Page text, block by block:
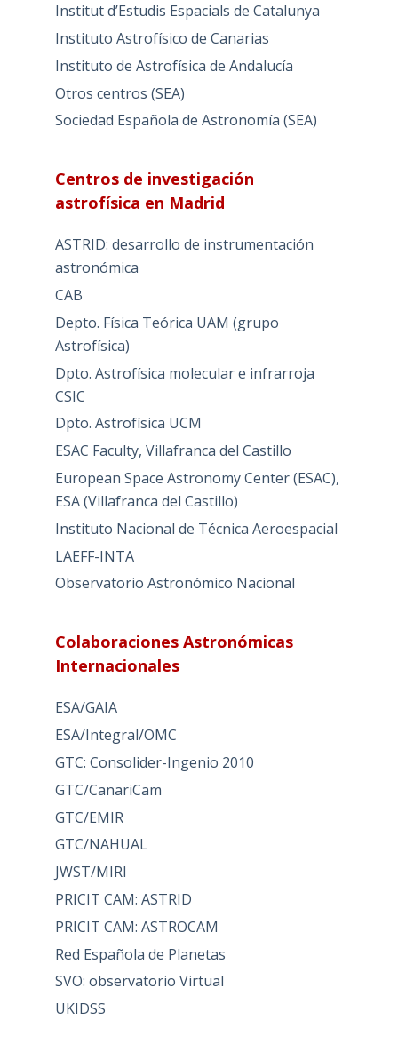
Institut d’Estudis Espacials de Catalunya
Instituto Astrofísico de Canarias
Instituto de Astrofísica de Andalucía
Otros centros (SEA)
Sociedad Española de Astronomía (SEA)
Centros de investigación
astrofísica en Madrid
ASTRID: desarrollo de instrumentación
astronómica
CAB
Depto. Física Teórica UAM (grupo
Astrofísica)
Dpto. Astrofísica molecular e infrarroja
CSIC
Dpto. Astrofísica UCM
ESAC Faculty, Villafranca del Castillo
European Space Astronomy Center (ESAC),
ESA (Villafranca del Castillo)
Instituto Nacional de Técnica Aeroespacial
LAEFF-INTA
Observatorio Astronómico Nacional
Colaboraciones Astronómicas
Internacionales
ESA/GAIA
ESA/Integral/OMC
GTC: Consolider-Ingenio 2010
GTC/CanariCam
GTC/EMIR
GTC/NAHUAL
JWST/MIRI
PRICIT CAM: ASTRID
PRICIT CAM: ASTROCAM
Red Española de Planetas
SVO: observatorio Virtual
UKIDSS